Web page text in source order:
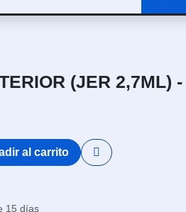
(JER 2,7ML) -
al carrito
15 días